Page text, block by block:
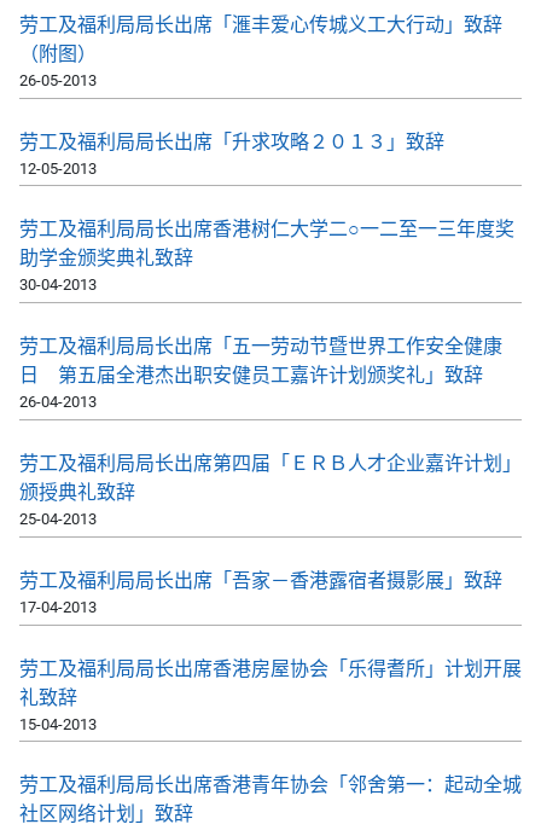
劳工及福利局局长出席「滙丰爱心传城义工大行动」致辞
（附图）
26-05-2013
劳工及福利局局长出席「升求攻略２０１３」致辞
12-05-2013
劳工及福利局局长出席香港树仁大学二○一二至一三年度奖
助学金颁奖典礼致辞
30-04-2013
劳工及福利局局长出席「五一劳动节暨世界工作安全健康
日 第五届全港杰出职安健员工嘉许计划颁奖礼」致辞
26-04-2013
劳工及福利局局长出席第四届「ＥＲＢ人才企业嘉许计划」
颁授典礼致辞
25-04-2013
劳工及福利局局长出席「吾家－香港露宿者摄影展」致辞
17-04-2013
劳工及福利局局长出席香港房屋协会「乐得耆所」计划开展
礼致辞
15-04-2013
劳工及福利局局长出席香港青年协会「邻舍第一：起动全城
社区网络计划」致辞